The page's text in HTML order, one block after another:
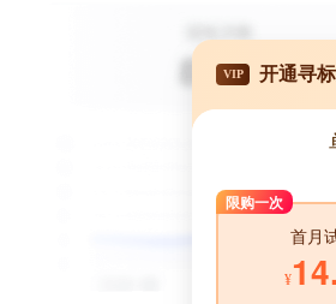
VIP 开通寻
限购一次
首月
¥